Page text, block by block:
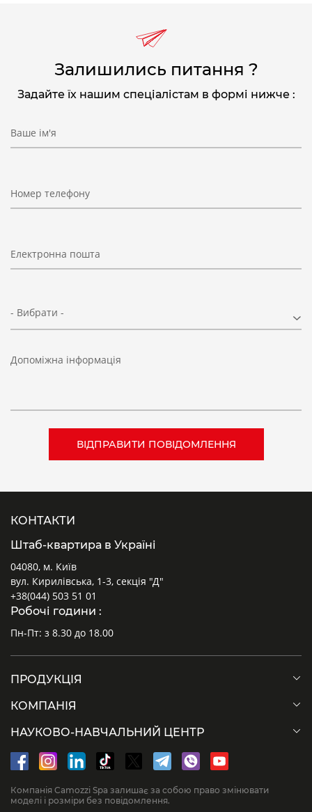
Залишились питання ?
Задайте їх нашим спеціалістам в формі нижче :
Ваше ім'я
Номер телефону
Електронна пошта
- Вибрати -
Допоміжна інформація
КОНТАКТИ
Штаб-квартира в Україні
04080, м. Київ
вул. Кирилівська, 1-3, секція "Д"
+38(044) 503 51 01
Робочі години :
Пн-Пт: з 8.30 до 18.00
ПРОДУКЦІЯ
КОМПАНІЯ
НАУКОВО-НАВЧАЛЬНИЙ ЦЕНТР
Компанія Camozzi Spa залишає за собою право змінювати
моделі і розміри без повідомлення.